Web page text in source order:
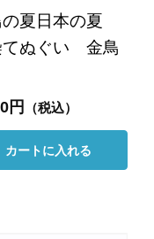
の夏日本の夏
てぬぐい 金鳥
円 （税込）
カートに入れる